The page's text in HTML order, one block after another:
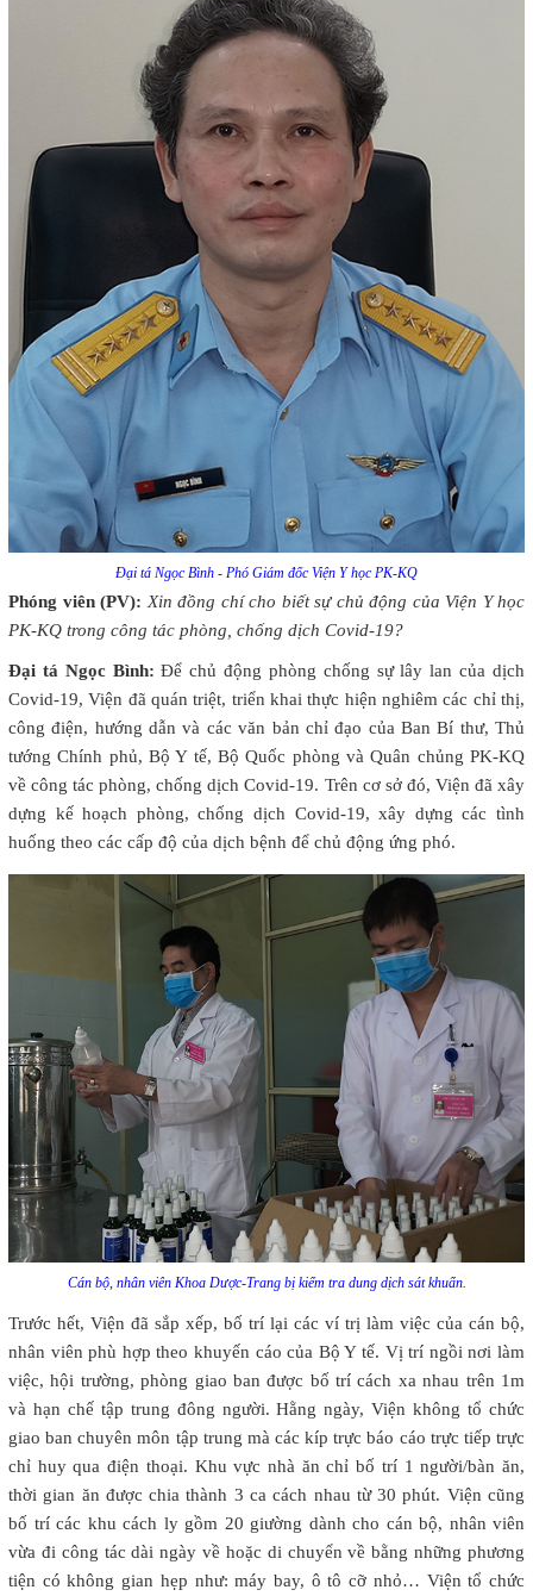
Đại tá Ngọc Bình - Phó Giám đốc Viện Y học PK-KQ
Phóng viên (PV): Xin đồng chí cho biết sự chủ động của Viện Y học
PK-KQ trong công tác phòng, chống dịch Covid-19?
Đại tá Ngọc Bình:Để chủ động phòng chống sự lây lan của dịch
Covid-19, Viện đã quán triệt, triển khai thực hiện nghiêm các chỉ thị,
công điện, hướng dẫn và các văn bản chỉ đạo của Ban Bí thư, Thủ
tướng Chính phủ, Bộ Y tế, Bộ Quốc phòng và Quân chủng PK-KQ
về công tác phòng, chống dịch Covid-19. Trên cơ sở đó, Viện đã xây
dựng kế hoạch phòng, chống dịch Covid-19, xây dựng các tình
huống theo các cấp độ của dịch bệnh để chủ động ứng phó.
Cán bộ, nhân viên Khoa Dược-Trang bị kiểm tra dung dịch sát khuẩn.
Trước hết, Viện đã sắp xếp, bố trí lại các ví trị làm việc của cán bộ,
nhân viên phù hợp theo khuyến cáo của Bộ Y tế. Vị trí ngồi nơi làm
việc, hội trường, phòng giao ban được bố trí cách xa nhau trên 1m
và hạn chế tập trung đông người. Hằng ngày, Viện không tổ chức
giao ban chuyên môn tập trung mà các kíp trực báo cáo trực tiếp trực
chỉ huy qua điện thoại. Khu vực nhà ăn chỉ bố trí 1 người/bàn ăn,
thời gian ăn được chia thành 3 ca cách nhau từ 30 phút. Viện cũng
bố trí các khu cách ly gồm 20 giường dành cho cán bộ, nhân viên
vừa đi công tác dài ngày về hoặc di chuyển về bằng những phương
tiện có không gian hẹp như: máy bay, ô tô cỡ nhỏ… Viện tổ chức